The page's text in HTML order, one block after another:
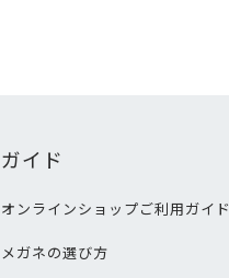
ガイド
オンラインショップご利用ガイド
メガネの選び方